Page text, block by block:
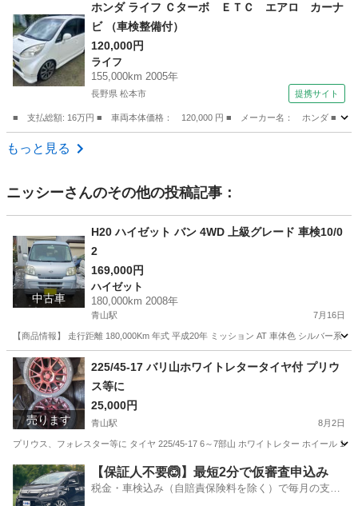
ホンダ ライフ Ｃターボ ＥＴＣ エアロ カーナ
ビ （車検整備付）
120,000円
ライフ
155,000km 2005年
長野県 松本市 提携サイト
■ 支払総額: 16万円 ■ 車両本体価格： 120,000 円 ■ メーカー名： ホンダ
長野 松本市
もっと見る
ニッシーさんのその他の投稿記事：
中古車
H20 ハイゼット バン 4WD 上級グレード 車検10/0
2
169,000円
ハイゼット
180,000km 2008年
青山駅 7月16日
【商品情報】 走行距離 180,000Km 年式 平成20年 ミッション AT 車体色 シルバー系
新潟 新潟市 ハイゼット 車両
売ります
225/45-17 バリ山ホワイトレタータイヤ付 プリウ
ス等に
25,000円
青山駅 8月2日
プリウス、フォレスター等に タイヤ 225/45-17 6～7部山 ホワイトレター ホイール
新潟 新潟市 青山駅 タイヤ、ホイール
【保証人不要🙆】最短2分で仮審査申込み
税金・車検込み（自賠責保険料を除く）で毎月の支払